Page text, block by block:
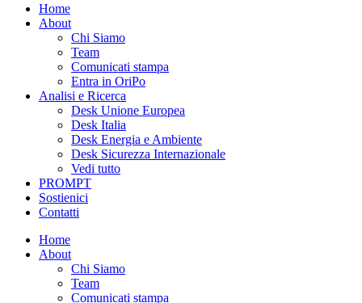
Home
About
Chi Siamo
Team
Comunicati stampa
Entra in OriPo
Analisi e Ricerca
Desk Unione Europea
Desk Italia
Desk Energia e Ambiente
Desk Sicurezza Internazionale
Vedi tutto
PROMPT
Sostienici
Contatti
Home
About
Chi Siamo
Team
Comunicati stampa